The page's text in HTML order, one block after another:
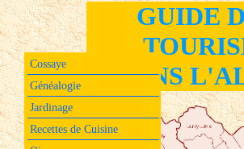
Cossaye
Généalogie
Jardinage
Recettes de Cuisine
GUIDE
DANS